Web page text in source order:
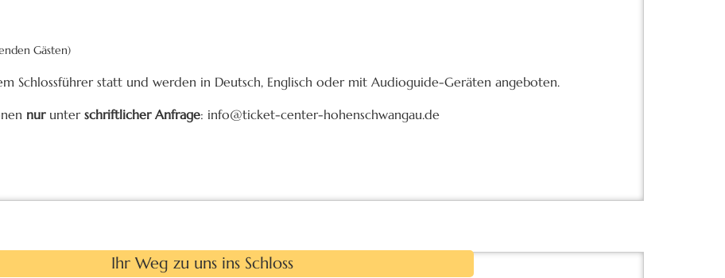
Gästen)
Schlossführer statt und werden in Deutsch, Englisch oder mit Audioguide-Geräten angeboten.
nurunter schriftlicher Anfrage: info@ticket-center-hohenschwangau.de
Ihr Weg zu uns ins Schloss